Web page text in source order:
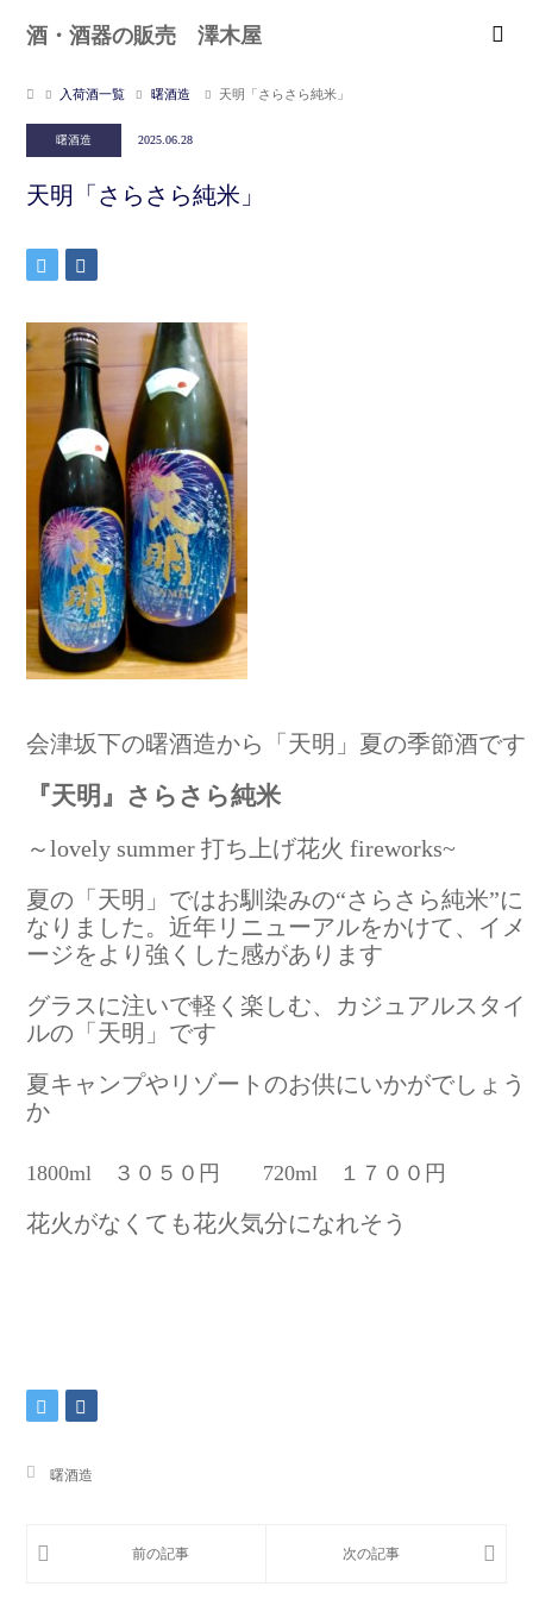
酒・酒器の販売 澤木屋
入荷酒一覧 曙酒造 天明「さらさら純米」
曙酒造 2025.06.28
天明「さらさら純米」
会津坂下の曙酒造から「天明」夏の季節酒です
『天明』さらさら純米
～lovely summer 打ち上げ花火 fireworks~
夏の「天明」ではお馴染みの“さらさら純米”に
なりました。近年リニューアルをかけて、イメ
ージをより強くした感があります
グラスに注いで軽く楽しむ、カジュアルスタイ
ルの「天明」です
夏キャンプやリゾートのお供にいかがでしょう
か
1800ml ３０５０円 720ml １７００円
花火がなくても花火気分になれそう
曙酒造